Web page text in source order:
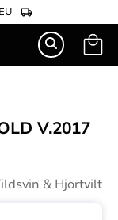
V.2017
& Hjortvilt